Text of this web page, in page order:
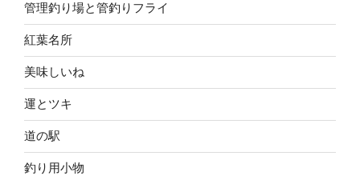
管理釣り場と管釣りフライ
紅葉名所
美味しいね
運とツキ
道の駅
釣り用小物